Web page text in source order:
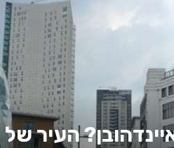
העיר של